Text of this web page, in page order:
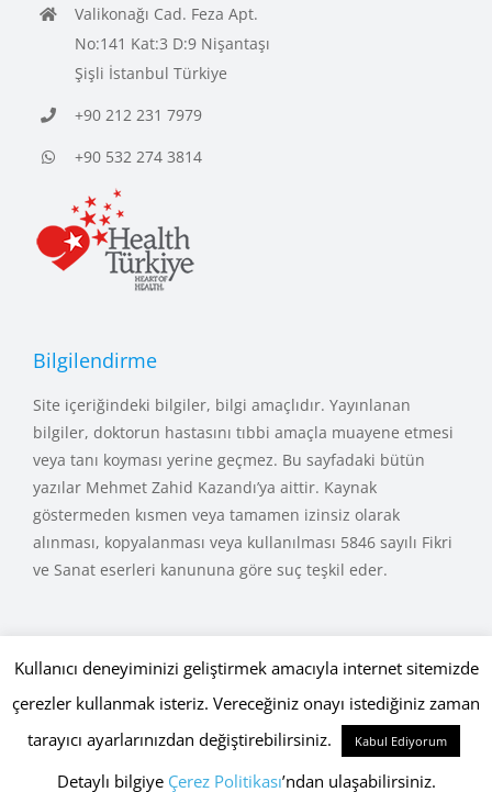
Valikonağı Cad. Feza Apt.
No:141 Kat:3 D:9 Nişantaşı
Şişli İstanbul Türkiye
+90 212 231 7979
+90 532 274 3814
Bilgilendirme
Site içeriğindeki bilgiler, bilgi amaçlıdır. Yayınlanan
bilgiler, doktorun hastasını tıbbi amaçla muayene etmesi
veya tanı koyması yerine geçmez. Bu sayfadaki bütün
yazılar Mehmet Zahid Kazandı’ya aittir. Kaynak
göstermeden kısmen veya tamamen izinsiz olarak
alınması, kopyalanması veya kullanılması 5846 sayılı Fikri
ve Sanat eserleri kanununa göre suç teşkil eder.
Copyright © 2015 - 2026 mehmetkazandi.com • Tüm Hakları Saklıdır.
Gizlilik Politikası,Çerez Politikası Globaliser
Kullanıcı deneyiminizi geliştirmek amacıyla internet sitemizde
çerezler kullanmak isteriz. Vereceğiniz onayı istediğiniz zaman
tarayıcı ayarlarınızdan değiştirebilirsiniz.
Kabul Ediyorum
Detaylı bilgiye Çerez Politikası’ndan ulaşabilirsiniz.